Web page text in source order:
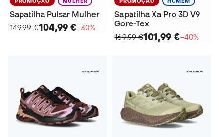
Sapatilha Pulsar Mulher
149,99 €104,99 €−30%
Sapatilha Xa Pro 3D V9
Gore-Tex
169,99 €101,99 €−40%